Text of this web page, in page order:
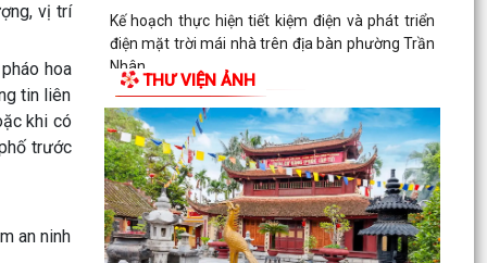
vị trí
hoa
tin liên
khi có
trước
an ninh
Kế hoạch thực hiện tiết kiệm điện và phát triển
điện mặt trời mái nhà trên địa bàn phường Trần
Nhân...
Quyết định về việc cho phép chuyển mục đích sử
dụng đất
Hội nghị trực tuyến đánh giá tiến độ triển khai
công tác khám sức khoẻ định kỳ, khám sàng lọc
miễn...
THƯ VIỆN ẢNH